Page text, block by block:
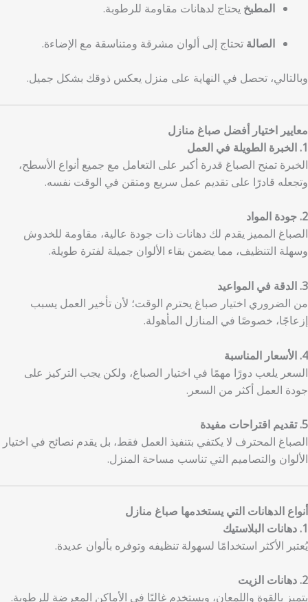
المطبخ يحتاج لدهانات مقاومة للرطوبة.
الصالة تحتاج إلى ألوان مشرقة ومتناسقة مع الإضاءة.
وبالتالي، تحصل في النهاية على منزل يعكس ذوقك بشكل جميل.
معايير اختيار أفضل صباغ منازل
1. الخبرة الطويلة في العمل
الخبرة تمنح الصباغ قدرة أكبر على التعامل مع جميع أنواع الأسطح،
وتجعله قادرًا على تقديم عمل سريع ومتقن في الوقت نفسه.
2. جودة المواد
الصباغ المميز يقدم لك دهانات ذات جودة عالية، مقاومة للخدوش
وسهلة التنظيف، مما يضمن بقاء الألوان جميلة لفترة طويلة.
3. الدقة في المواعيد
من الضروري اختيار صباغ يحترم الوقت؛ لأن تأخير العمل يسبب
إزعاجًا، خصوصًا في المنازل المأهولة.
4. الأسعار المناسبة
السعر يلعب دورًا مهمًا في اختيار الصباغ، ولكن يجب التركيز على
جودة العمل أكثر من السعر.
5. تقديم اقتراحات مفيدة
الصباغ المحترف لا يكتفي بتنفيذ العمل فقط، بل يقدم نصائح في اختيار
الألوان والتصاميم التي تناسب مساحة المنزل.
أنواع الدهانات التي يستخدمها صباغ منازل
1. دهانات البلاستيك
يُعتبر الأكثر استخدامًا لسهولة تنظيفه وتوفره بألوان عديدة.
2. دهانات الزيت
يتميز بالقوة واللمعان، ويستخدم غالبًا في الأماكن المعرضة للرطوبة.